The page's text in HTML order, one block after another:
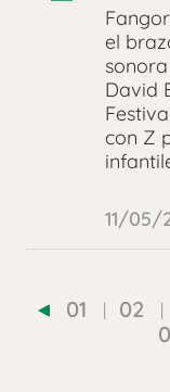
el
David
con Z
11/05/
01 02